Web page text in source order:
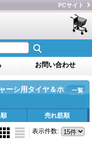
PCサイト
お問い合わせ
ーシ用タイヤ＆ホ
一覧
売れ筋順
表示件数: